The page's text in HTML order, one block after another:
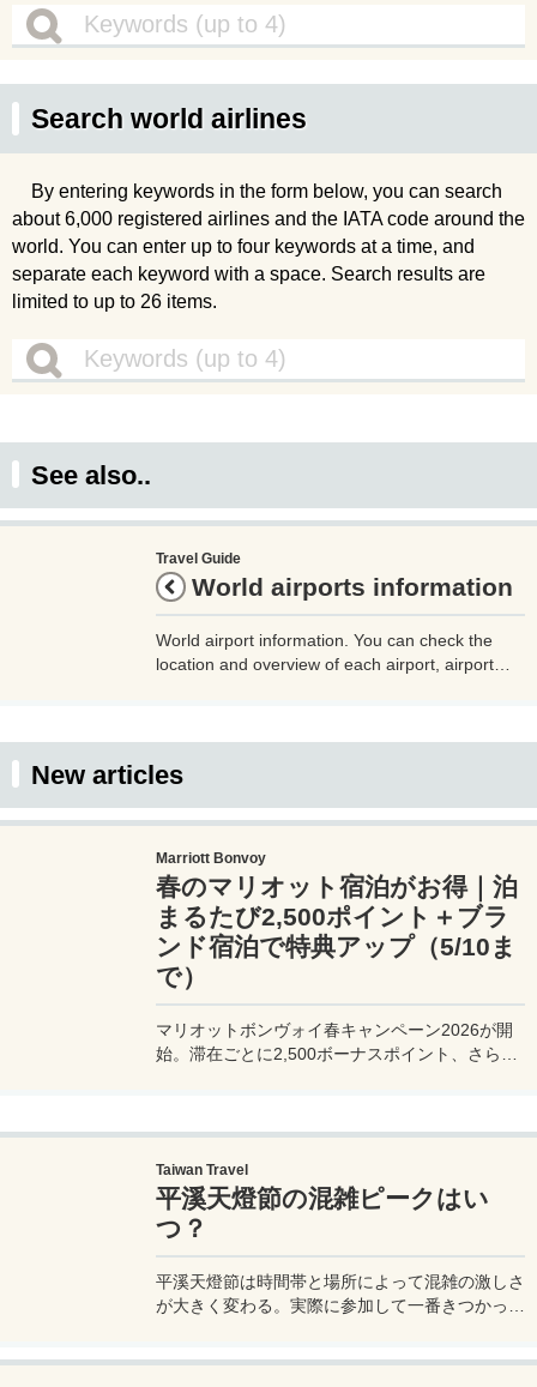
Search world airlines
By entering keywords in the form below, you can search
about 6,000 registered airlines and the IATA code around the
world. You can enter up to four keywords at a time, and
separate each keyword with a space. Search results are
limited to up to 26 items.
See also..
Travel Guide
World airports information
World airport information. You can check the
location and overview of each airport, airport
New articles
Marriott Bonvoy
春のマリオット宿泊がお得｜泊
まるたび2,500ポイント＋ブラ
ンド宿泊で特典アップ（5/10ま
で）
マリオットボンヴォイ春キャンペーン2026が開
始。滞在ごとに2,500ボーナスポイント、さらに
Taiwan Travel
平溪天燈節の混雑ピークはい
つ？
平溪天燈節は時間帯と場所によって混雑の激しさ
が大きく変わる。実際に参加して一番きつかった